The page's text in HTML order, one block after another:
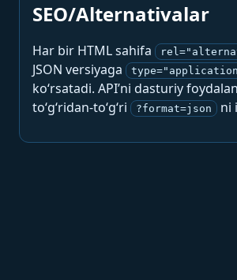
SEO/Alternativalar
Har bir HTML sahifa
JSON versiyaga
ko‘rsatadi. API’ni dasturiy
to‘g‘ridan-to‘g‘ri
?format=json ni